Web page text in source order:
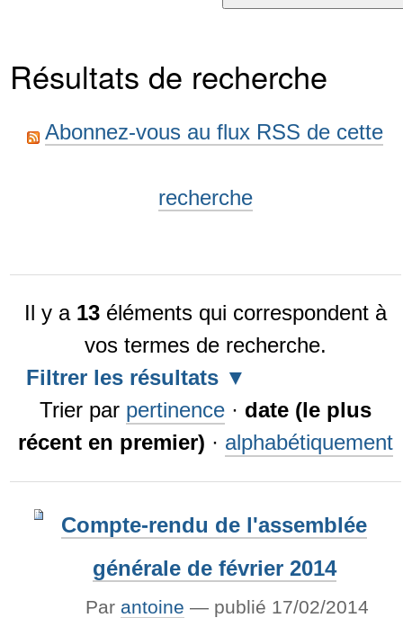
Résultats de recherche
Abonnez-vous au flux RSS de cette
recherche
Il y a 13éléments qui correspondent à
vos termes de recherche.
Filtrer les résultats
Trier par pertinence · date (le plus
récent en premier) · alphabétiquement
Compte-rendu de l'assemblée
générale de février 2014
Par antoine — publié 17/02/2014